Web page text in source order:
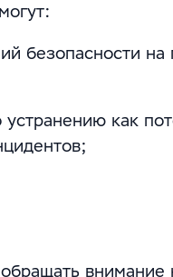
безопасности на
как
внимание